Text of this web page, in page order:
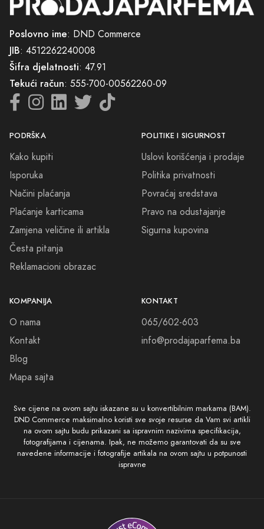
Poslovno ime: DND Commerce
JIB: 4512262240008
Šifra djelatnosti: 47.91
Tekući račun: 555-700-00562260-09
PODRŠKA
Kako kupiti
Isporuka
Načini plaćanja
Plaćanje karticama
Zamjena veličine ili artikla
Česta pitanja
Reklamacioni obrazac
POLITIKE I SIGURNOST
Uslovi korišćenja i prodaje
Politika privatnosti
Povraćaj sredstava
Pravo na odustajanje
Sigurna kupovina
KOMPANIJA
O nama
Kontakt
Blog
Mapa sajta
KONTAKT
065/602-603
info@prodajaparfema.ba
Sve cijene na ovom sajtu iskazane su u konvertibilnim markama (BAM).
DND Commerce maksimalno koristi sve svoje resurse da Vam svi artikli
na ovom sajtu budu prikazani sa ispravnim nazivima specifikacija,
fotografijama i cijenama. Ipak, ne možemo garantovati da su sve
navedene informacije i fotografije artikala na ovom sajtu u potpunosti
ispravne